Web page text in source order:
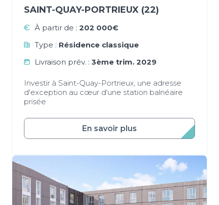
SAINT-QUAY-PORTRIEUX (22)
À partir de : 202 000€
Type : Résidence classique
Livraison prév. : 3ème trim. 2029
Investir à Saint-Quay-Portrieux, une adresse
d'exception au cœur d'une station balnéaire
prisée
En savoir plus